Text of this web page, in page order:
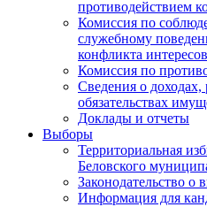
противодействием
Комиссия по
служебному
конфликта
Комиссия по
Сведения о доходах,
обязательствах
Доклады и отчеты
Выборы
Территориальная
Беловского
Законодательство о
Информация для